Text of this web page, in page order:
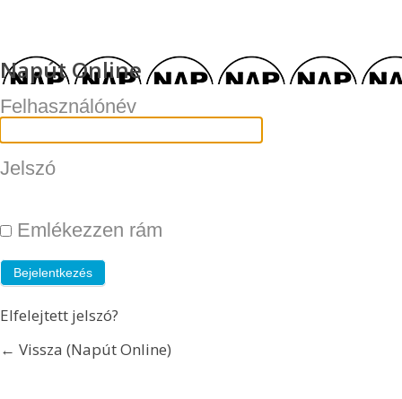
Napút Online
Felhasználónév
Jelszó
Emlékezzen rám
Elfelejtett jelszó?
← Vissza (Napút Online)